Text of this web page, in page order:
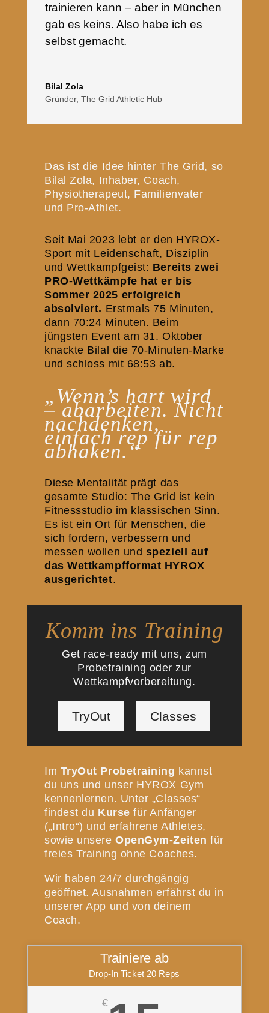
trainieren kann – aber in München
gab es keins. Also habe ich es
selbst gemacht.
Bilal Zola
Gründer, The Grid Athletic Hub
Das ist die Idee hinter The Grid, so
Bilal Zola, Inhaber, Coach,
Physiotherapeut, Familienvater
und Pro-Athlet.
Seit Mai 2023 lebt er den HYROX-
Sport mit Leidenschaft, Disziplin
und Wettkampfgeist: Bereits zwei
PRO-Wettkämpfe hat er bis
Sommer 2025 erfolgreich
absolviert. Erstmals 75 Minuten,
dann 70:24 Minuten. Beim
jüngsten Event am 31. Oktober
knackte Bilal die 70-Minuten-Marke
und schloss mit 68:53 ab.
„Wenn’s hart wird
– abarbeiten. Nicht
nachdenken,
einfach rep für rep
abhaken.“
Diese Mentalität prägt das
gesamte Studio: The Grid ist kein
Fitnessstudio im klassischen Sinn.
Es ist ein Ort für Menschen, die
sich fordern, verbessern und
messen wollen und speziell auf
das Wettkampfformat HYROX
ausgerichtet.
Komm ins Training
Get race-ready mit uns, zum
Probetraining oder zur
Wettkampfvorbereitung.
TryOut Classes
Im TryOut Probetraining kannst
du uns und unser HYROX Gym
kennenlernen. Unter „Classes“
findest du Kurse für Anfänger
(„Intro“) und erfahrene Athletes,
sowie unsereOpenGym-Zeiten für
freies Training ohne Coaches.
Wir haben 24/7 durchgängig
geöffnet. Ausnahmen erfährst du in
unserer App und von deinem
Coach.
Trainiere ab
Drop-In Ticket 20 Reps
€